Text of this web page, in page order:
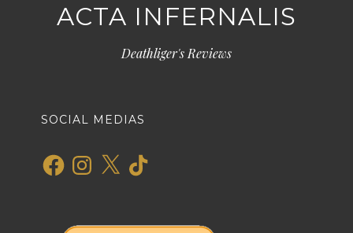
ACTA INFERNALIS
Deathliger's Reviews
SOCIAL MEDIAS
FacebookInstagram
X TikTok